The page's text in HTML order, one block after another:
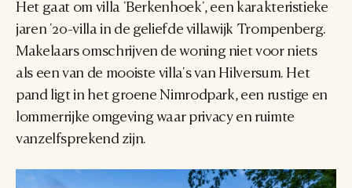
Het gaat om villa 'Berkenhoek', een karakteristieke
jaren '20-villa in de geliefde villawijk Trompenberg.
Makelaars omschrijven de woning niet voor niets
als een van de mooiste villa's van Hilversum. Het
pand ligt in het groene Nimrodpark, een rustige en
lommerrijke omgeving waar privacy en ruimte
vanzelfsprekend zijn.